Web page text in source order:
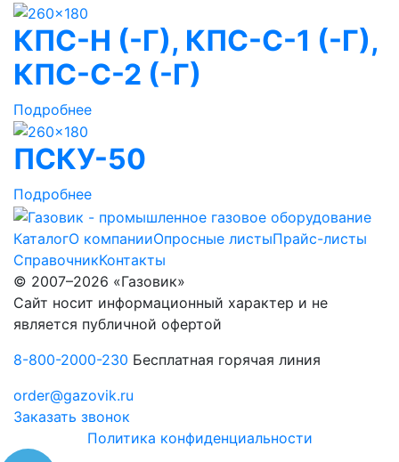
КПС-Н (-Г), КПС-С-1 (-Г),
КПС-С-2 (-Г)
Подробнее
ПСКУ-50
Подробнее
КаталогО компанииОпросные листыПрайс-листы
СправочникКонтакты
© 2007–2026 «Газовик»
Сайт носит информационный характер и не
является публичной офертой
8-800-2000-230 Бесплатная горячая линия
order@gazovik.ru
Заказать звонок
Политика конфиденциальности